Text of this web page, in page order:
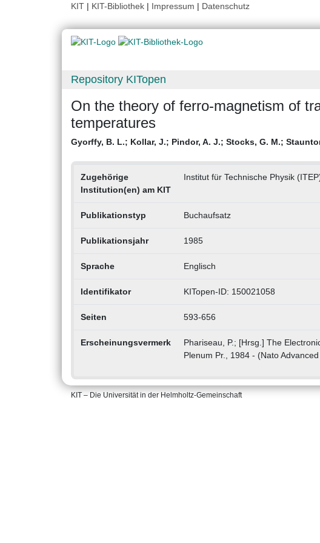
KIT | KIT-Bibliothek | Impressum | Datenschutz
Repository KITopen
On the theory of ferro-magnetism of
temperatures
Gyorffy, B. L.; Kollar, J.; Pindor, A. J.; Stocks, G. M.;
Zugehörige
Institution(en) am KIT
Institut für Technische Physik
Publikationstyp Buchaufsatz
Publikationsjahr 1985
Sprache Englisch
Identifikator KITopen-ID: 150021058
Seiten 593-656
Erscheinungsvermerk
Phariseau, P.; [Hrsg.] The
Plenum Pr., 1984 - (Nato
KIT – Die Universität in der Helmholtz-Gemeinschaft